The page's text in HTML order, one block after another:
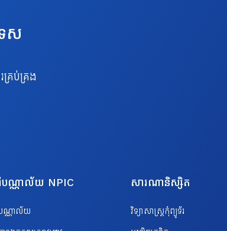
ស
គ្រប់គ្រង
ណ្ណាល័យ NPIC
ណ្ណាល័យ
សារណានិស្សិត
វិទ្យាសាស្ត្រកុំព្យូទ័រ